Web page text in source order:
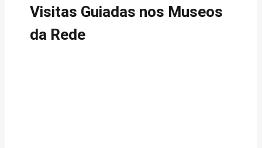
Visitas Guiadas nos Museos
da Rede